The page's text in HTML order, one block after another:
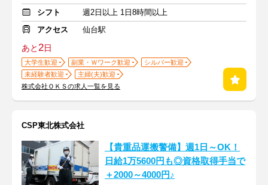
シフト
週2日以上 1日8時間以上
アクセス
仙台駅
あと2日
大学生歓迎 副業・Ｗワーク歓迎
シルバー歓迎
未経験者歓迎
主婦(夫)歓迎
株式会社ＯＫＳの求人一覧を見る
CSP東北株式会社
【貴重品運搬警備】週1日～OK！
日給1万5600円も◎資格取得手当で
＋2000～4000円♪